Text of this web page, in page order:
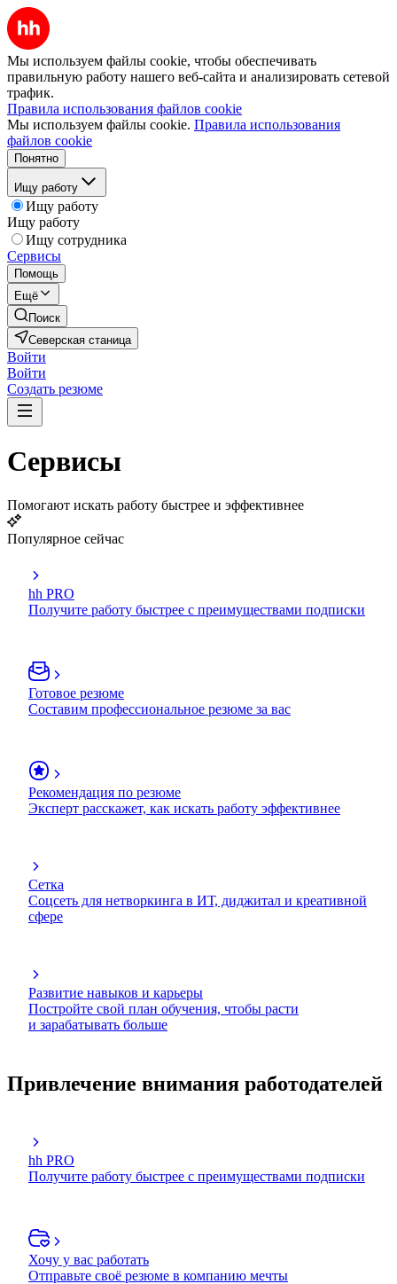
Мы используем файлы cookie, чтобы обеспечивать
правильную работу нашего веб-сайта и анализировать сетевой
трафик.
Правила использования файлов cookie
Мы используем файлы cookie. Правила использования
файлов cookie
Понятно
Ищу работу
Ищу работу
Ищу работу
Ищу сотрудника
Сервисы
Помощь
Ещё
Поиск
Северская станица
Войти
Войти
Создать резюме
Сервисы
Помогают искать работу быстрее и эффективнее
Популярное сейчас
hh PRO
Получите работу быстрее с преимуществами подписки
Готовое резюме
Составим профессиональное резюме за вас
Рекомендация по резюме
Эксперт расскажет, как искать работу эффективнее
Сетка
Соцсеть для нетворкинга в ИТ, диджитал и креативной
сфере
Развитие навыков и карьеры
Постройте свой план обучения, чтобы расти
и зарабатывать больше
Привлечение внимания работодателей
hh PRO
Получите работу быстрее с преимуществами подписки
Хочу у вас работать
Отправьте своё резюме в компанию мечты